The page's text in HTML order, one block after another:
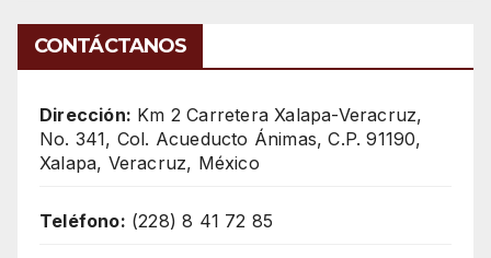
CONTÁCTANOS
Dirección: Km 2 Carretera Xalapa-Veracruz,
No. 341, Col. Acueducto Ánimas, C.P. 91190,
Xalapa, Veracruz, México
Teléfono: (228) 8 41 72 85